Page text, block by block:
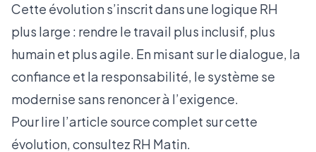
Cette évolution s’inscrit dans une logique RH
plus large : rendre le travail plus inclusif, plus
humain et plus agile. En misant sur le dialogue, la
confiance et la responsabilité, le système se
modernise sans renoncer à l’exigence.
Pour lire l’article source complet sur cette
évolution, consultez RH Matin.